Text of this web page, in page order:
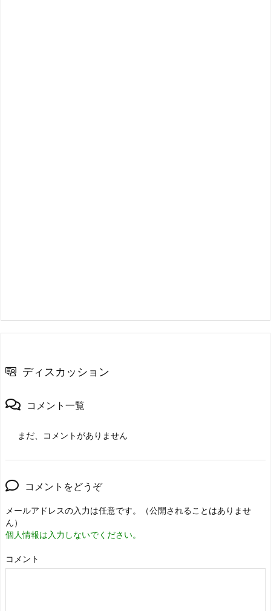
ディスカッション
コメント一覧
まだ、コメントがありません
コメントをどうぞ
メールアドレスの入力は任意です。（公開されることはありませ
ん）
個人情報は入力しないでください。
コメント